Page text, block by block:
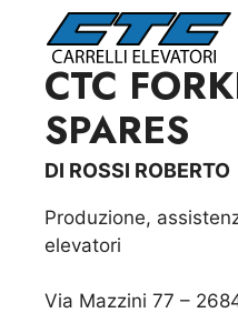
CTC
SPARES
DI ROSSI ROBERTO
Produzione,
elevatori
Via Mazzini 77 –